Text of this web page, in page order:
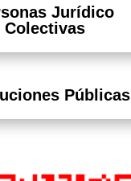
Jurídico
Colectivas
Públicas